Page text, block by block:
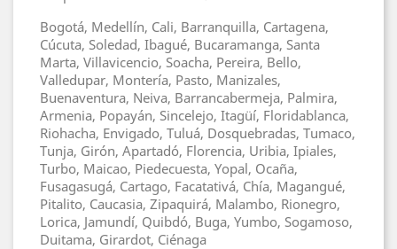
Bogotá, Medellín, Cali, Barranquilla, Cartagena,
Cúcuta, Soledad, Ibagué, Bucaramanga, Santa
Marta, Villavicencio, Soacha, Pereira, Bello,
Valledupar, Montería, Pasto, Manizales,
Buenaventura, Neiva, Barrancabermeja, Palmira,
Armenia, Popayán, Sincelejo, Itagüí, Floridablanca,
Riohacha, Envigado, Tuluá, Dosquebradas, Tumaco,
Tunja, Girón, Apartadó, Florencia, Uribia, Ipiales,
Turbo, Maicao, Piedecuesta, Yopal, Ocaña,
Fusagasugá, Cartago, Facatativá, Chía, Magangué,
Pitalito, Caucasia, Zipaquirá, Malambo, Rionegro,
Lorica, Jamundí, Quibdó, Buga, Yumbo, Sogamoso,
Duitama, Girardot, Ciénaga